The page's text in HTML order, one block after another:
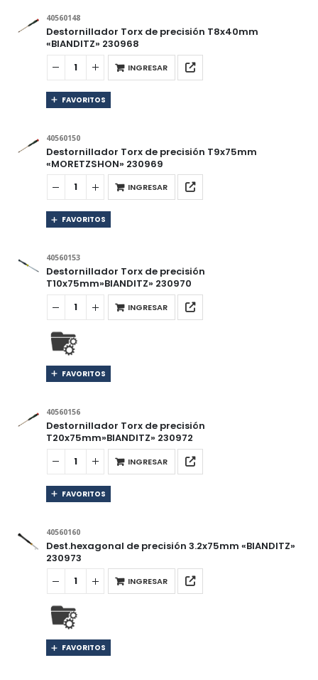
40560148
Destornillador Torx de precisión T8x40mm
«BIANDITZ» 230968
INGRESAR
FAVORITOS
40560150
Destornillador Torx de precisión T9x75mm
«MORETZSHON» 230969
INGRESAR
FAVORITOS
40560153
Destornillador Torx de precisión
T10x75mm»BIANDITZ» 230970
INGRESAR
FAVORITOS
40560156
Destornillador Torx de precisión
T20x75mm»BIANDITZ» 230972
INGRESAR
FAVORITOS
40560160
Dest.hexagonal de precisión 3.2x75mm «BIANDITZ»
230973
INGRESAR
FAVORITOS